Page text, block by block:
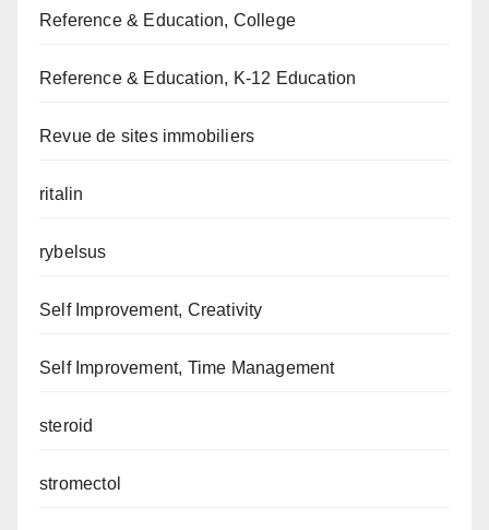
Reference & Education, College
Reference & Education, K-12 Education
Revue de sites immobiliers
ritalin
rybelsus
Self Improvement, Creativity
Self Improvement, Time Management
steroid
stromectol